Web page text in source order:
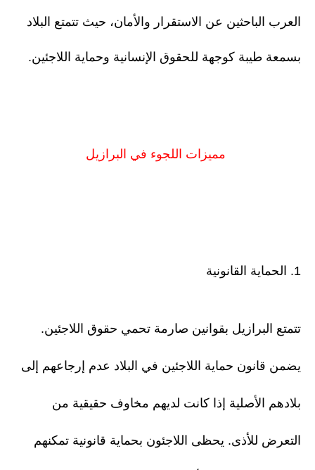
العرب الباحثين عن الاستقرار والأمان، حيث تتمتع البلاد
بسمعة طيبة كوجهة للحقوق الإنسانية وحماية اللاجئين.
مميزات اللجوء في البرازيل
1. الحماية القانونية
تتمتع البرازيل بقوانين صارمة تحمي حقوق اللاجئين.
يضمن قانون حماية اللاجئين في البلاد عدم إرجاعهم إلى
بلادهم الأصلية إذا كانت لديهم مخاوف حقيقية من
التعرض للأذى. يحظى اللاجئون بحماية قانونية تمكنهم